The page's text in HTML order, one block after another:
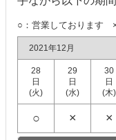
○：営業しております
2021年12月
28
日
(火)
29
日
(水)
30
日
(木)
○ × ×